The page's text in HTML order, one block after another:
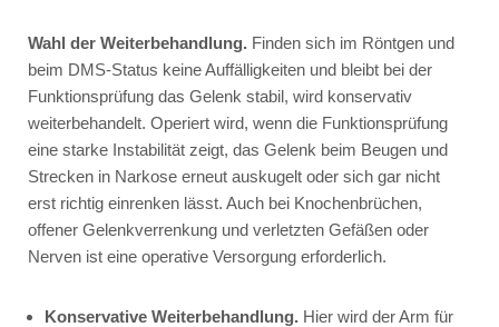
Wahl der Weiterbehandlung. Finden sich im Röntgen und
beim DMS-Status keine Auffälligkeiten und bleibt bei der
Funktionsprüfung das Gelenk stabil, wird konservativ
weiterbehandelt. Operiert wird, wenn die Funktionsprüfung
eine starke Instabilität zeigt, das Gelenk beim Beugen und
Strecken in Narkose erneut auskugelt oder sich gar nicht
erst richtig einrenken lässt. Auch bei Knochenbrüchen,
offener Gelenkverrenkung und verletzten Gefäßen oder
Nerven ist eine operative Versorgung erforderlich.
Konservative Weiterbehandlung. Hier wird der Arm für